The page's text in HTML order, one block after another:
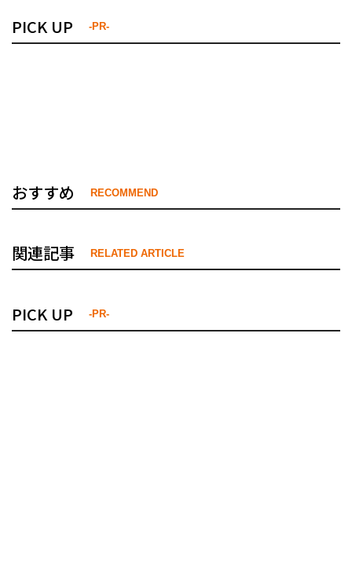
PICK UP -PR-
おすすめ RECOMMEND
関連記事 RELATED ARTICLE
PICK UP -PR-